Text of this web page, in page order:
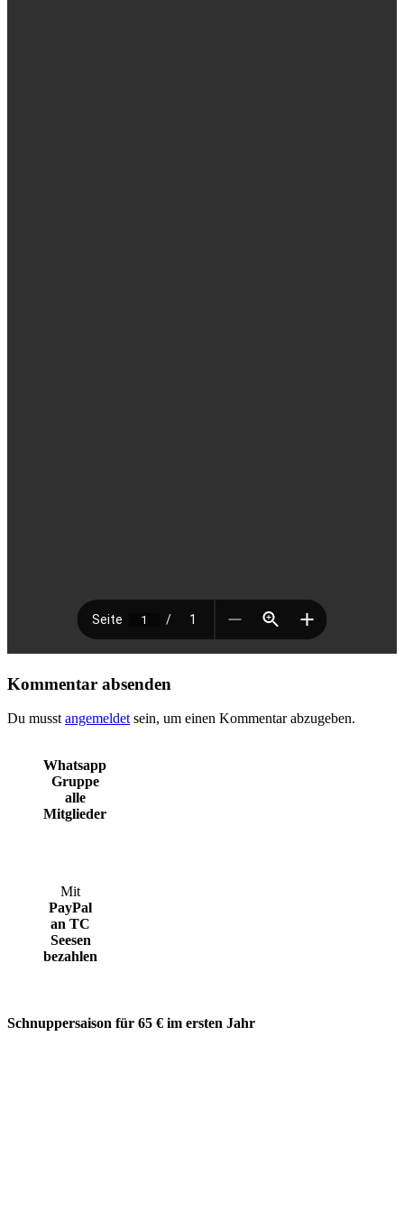
Kommentar absenden
Du musst angemeldet sein, um einen Kommentar abzugeben.
Whatsapp
Gruppe
alle
Mitglieder
Mit
PayPal
an TC
Seesen
bezahlen
Schnuppersaison für 65 € im ersten Jahr